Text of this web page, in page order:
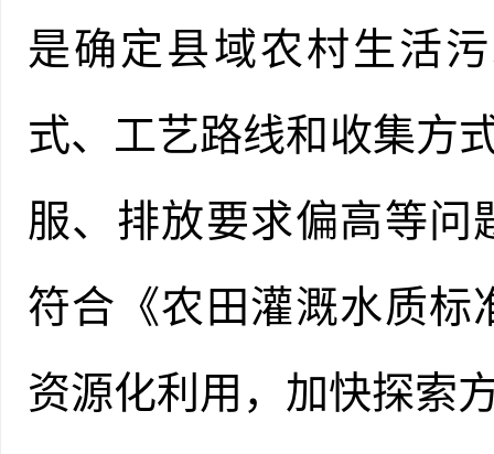
是确定县域农村生活
式、工艺路线和收集方
服、排放要求偏高等问
符合《农田灌溉水质标
资源化利用，加快探索